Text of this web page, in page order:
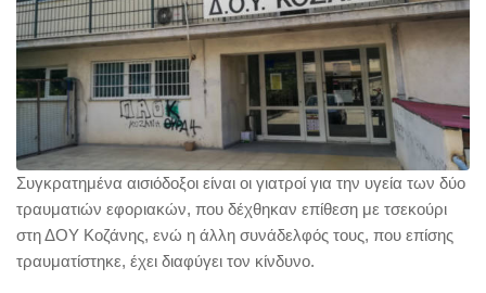
Συγκρατημένα αισιόδοξοι είναι οι γιατροί για την υγεία των δύο
τραυματιών εφοριακών, που δέχθηκαν επίθεση με τσεκούρι
στη ΔΟΥ Κοζάνης, ενώ η άλλη συνάδελφός τους, που επίσης
τραυματίστηκε, έχει διαφύγει τον κίνδυνο.